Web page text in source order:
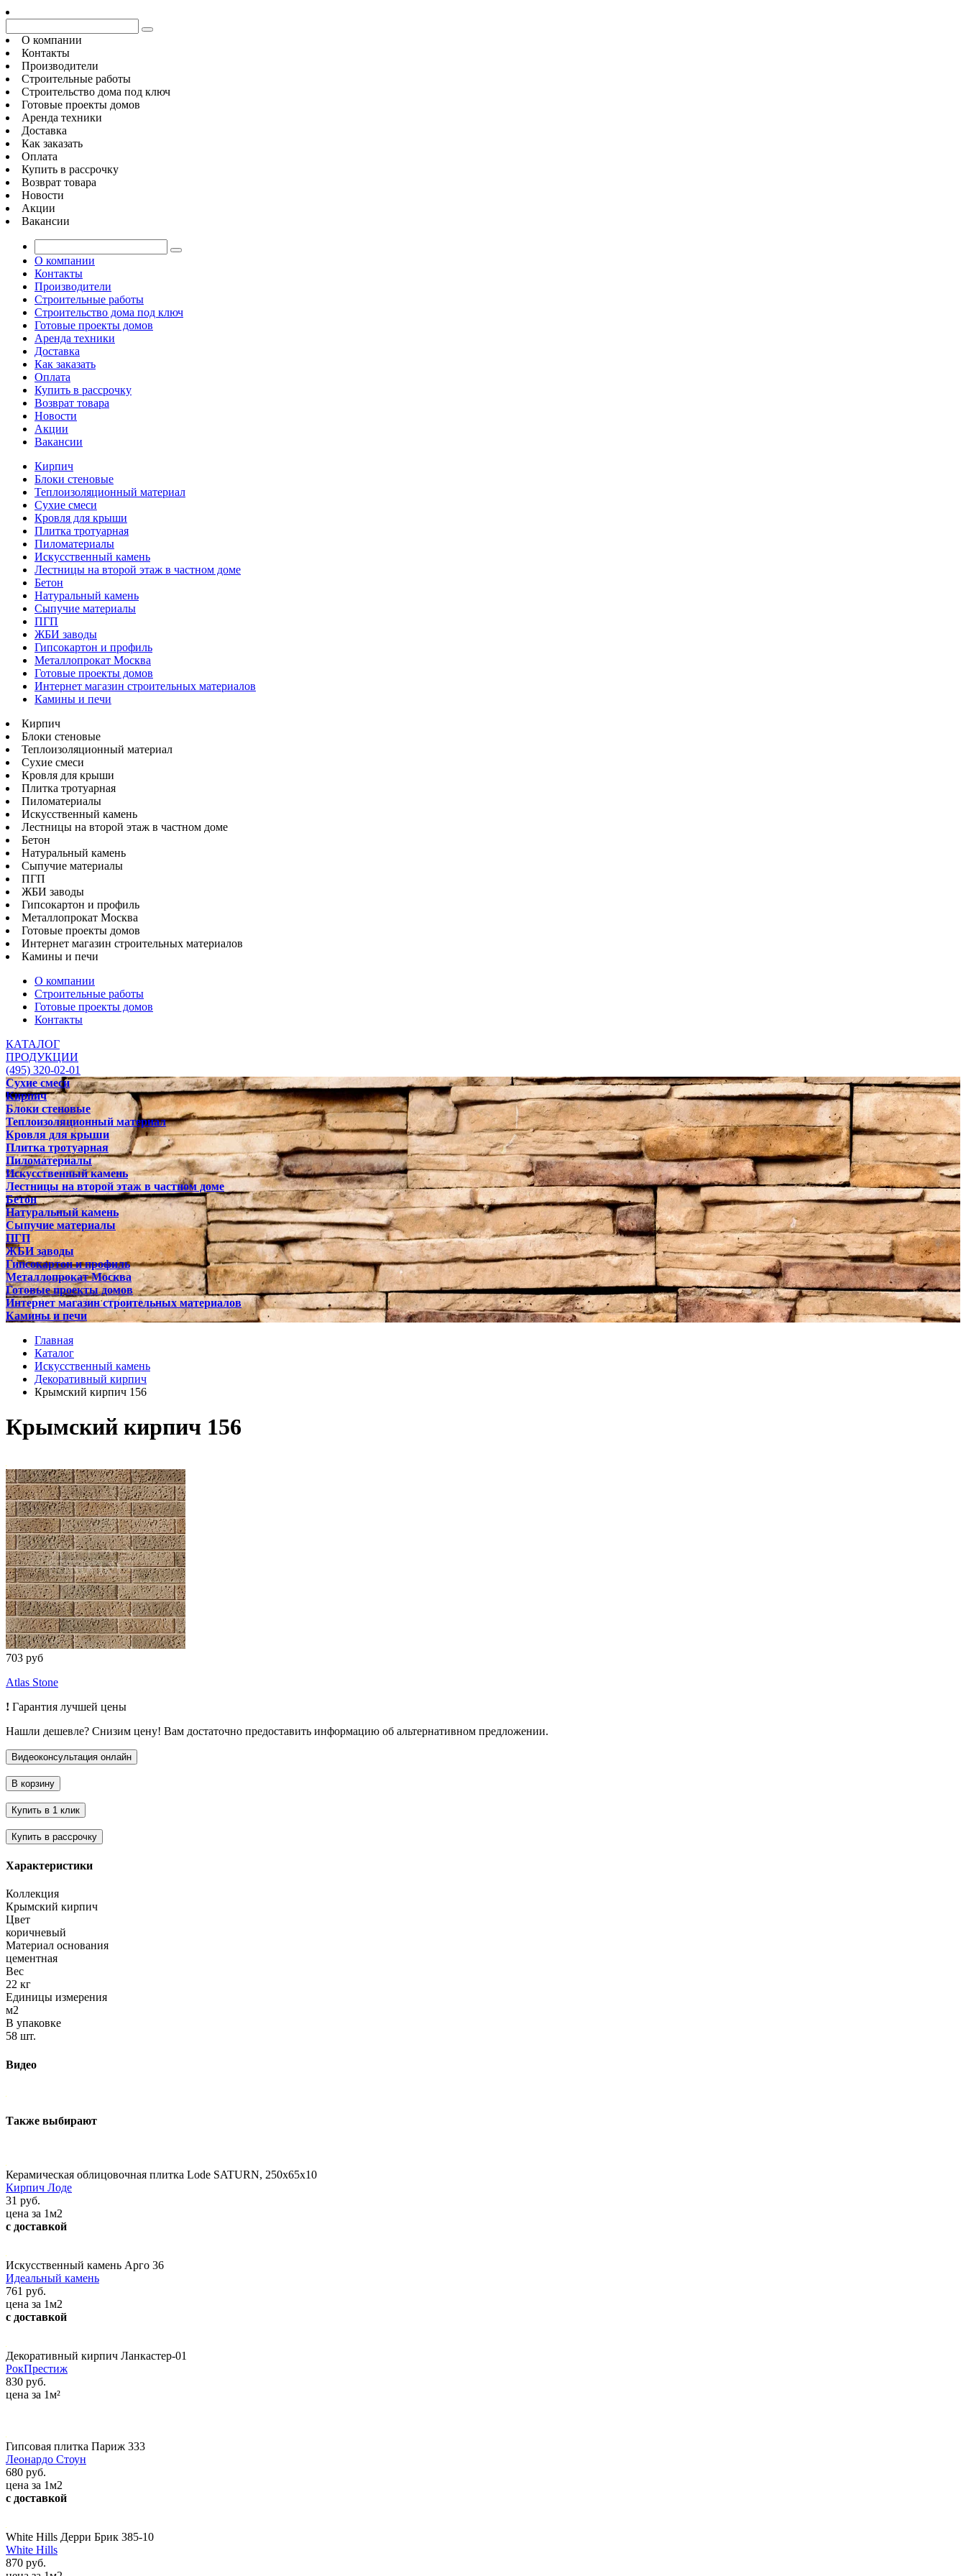
О компании
Контакты
Производители
Строительные работы
Строительство дома под ключ
Готовые проекты домов
Аренда техники
Доставка
Как заказать
Оплата
Купить в рассрочку
Возврат товара
Новости
Акции
Вакансии
О компании
Контакты
Производители
Строительные работы
Строительство дома под ключ
Готовые проекты домов
Аренда техники
Доставка
Как заказать
Оплата
Купить в рассрочку
Возврат товара
Новости
Акции
Вакансии
Кирпич
Блоки стеновые
Теплоизоляционный материал
Сухие смеси
Кровля для крыши
Плитка тротуарная
Пиломатериалы
Искусственный камень
Лестницы на второй этаж в частном доме
Бетон
Натуральный камень
Сыпучие материалы
ПГП
ЖБИ заводы
Гипсокартон и профиль
Металлопрокат Москва
Готовые проекты домов
Интернет магазин строительных материалов
Камины и печи
Кирпич
Блоки стеновые
Теплоизоляционный материал
Сухие смеси
Кровля для крыши
Плитка тротуарная
Пиломатериалы
Искусственный камень
Лестницы на второй этаж в частном доме
Бетон
Натуральный камень
Сыпучие материалы
ПГП
ЖБИ заводы
Гипсокартон и профиль
Металлопрокат Москва
Готовые проекты домов
Интернет магазин строительных материалов
Камины и печи
О компании
Строительные работы
Готовые проекты домов
Контакты
КАТАЛОГ
ПРОДУКЦИИ
(495) 320-02-01
Сухие смеси
Кирпич
Блоки стеновые
Теплоизоляционный материал
Кровля для крыши
Плитка тротуарная
Пиломатериалы
Искусственный камень
Лестницы на второй этаж в частном доме
Бетон
Натуральный камень
Сыпучие материалы
ПГП
ЖБИ заводы
Гипсокартон и профиль
Металлопрокат Москва
Готовые проекты домов
Интернет магазин строительных материалов
Камины и печи
Главная
Каталог
Искусственный камень
Декоративный кирпич
Крымский кирпич 156
Крымский кирпич 156
703 руб
Atlas Stone
! Гарантия лучшей цены
Нашли дешевле? Снизим цену! Вам достаточно предоставить информацию об альтернативном предложении.
Характеристики
Коллекция
Крымский кирпич
Цвет
коричневый
Материал основания
цементная
Вес
22 кг
Единицы измерения
м2
В упаковке
58 шт.
Видео
Также выбирают
Керамическая облицовочная плитка Lode SATURN, 250x65x10
Кирпич Лоде
31 руб.
цена за 1м2
с доставкой
Искусственный камень Арго 36
Идеальный камень
761 руб.
цена за 1м2
с доставкой
Декоративный кирпич Ланкастер-01
РокПрестиж
830 руб.
цена за 1м²
Гипсовая плитка Париж 333
Леонардо Стоун
680 руб.
цена за 1м2
с доставкой
White Hills Дерри Брик 385-10
White Hills
870 руб.